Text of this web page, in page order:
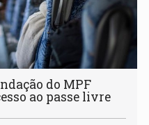
do MPF
ao passe livre